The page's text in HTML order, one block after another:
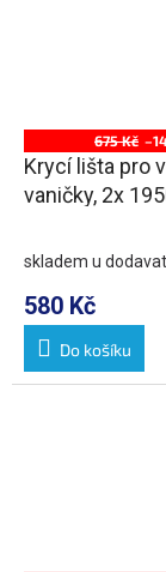
675 Kč
Krycí lišta pro
vaničky, 2x
skladem u
580 Kč
Do košíku